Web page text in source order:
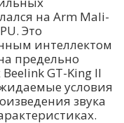
на Arm Mali-
Это
интеллектом
предельно
GT-King II
условия
звука